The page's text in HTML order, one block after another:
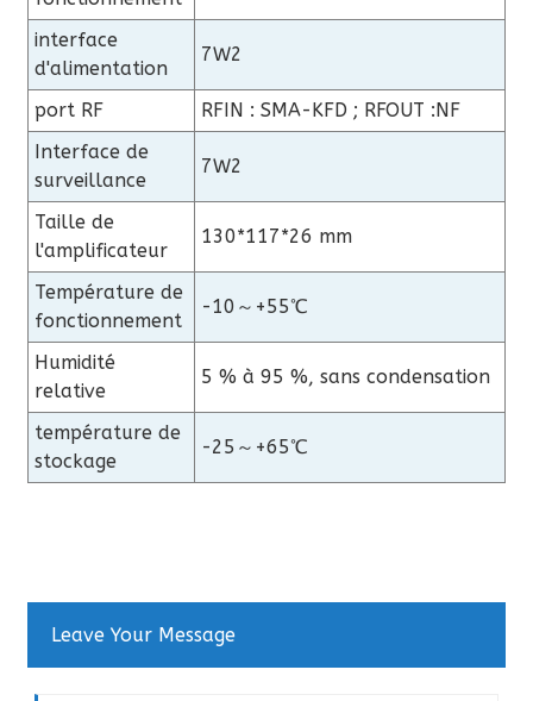
interface
d'alimentation
7W2
port RF
RFIN : SMA-KFD ; RFOUT :NF
Interface de
surveillance
7W2
Taille de
l'amplificateur
130*117*26 mm
Température de
fonctionnement
-10～+55℃
Humidité
relative
5 % à 95 %, sans condensation
température de
stockage
-25～+65℃
Leave Your Message